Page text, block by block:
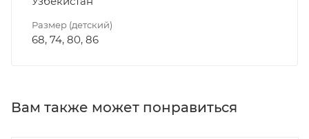
Размер (детский)
68, 74, 80, 86
Вам также может понравиться